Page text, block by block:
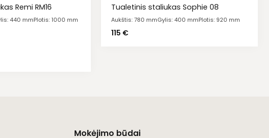
Remi RM16
440 mmPlotis: 1000 mm
Tualetinis staliukas Sophie 08
Aukštis: 780 mmGylis: 400 mmPlotis: 920 mm
115 €
Mokėjimo būdai